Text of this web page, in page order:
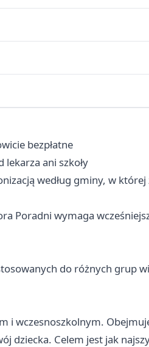
bezpłatne
ani szkoły
według gminy, w której
Poradni wymaga
do różnych grup
i wczesnoszkolnym.
dziecka. Celem jest jak